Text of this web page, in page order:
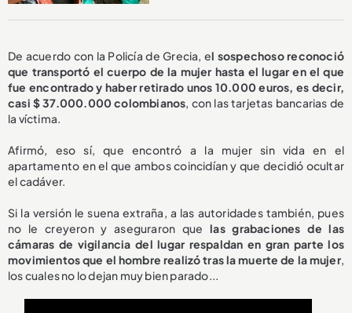
De acuerdo con la Policía de Grecia, el sospechoso reconoció
que transportó el cuerpo de la mujer hasta el lugar en el que
fue encontrado y haber retirado unos 10.000 euros, es decir,
casi $ 37.000.000 colombianos, con las tarjetas bancarias de
la víctima.
Afirmó, eso sí, que encontró a la mujer sin vida en el
apartamento en el que ambos coincidían y que decidió ocultar
el cadáver.
Si la versión le suena extraña, a las autoridades también, pues
no le creyeron y aseguraron quelas grabaciones de las
cámaras de vigilancia del lugar respaldan en gran parte los
movimientos que el hombre realizó tras la muerte de la mujer,
los cuales no lo dejan muy bien parado...